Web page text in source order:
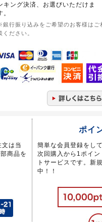
キング決済、お選びいただけま
。
行振り込みをご希望のお客様はご
ください。
は当
商品を
ポイ
簡単な会員登録をし
次回購入から1ポイ
トサービスです。新
中！！